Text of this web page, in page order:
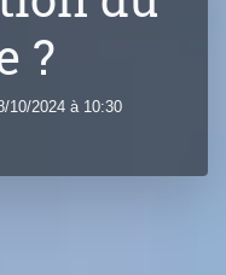
?
10/2024 à 10:30